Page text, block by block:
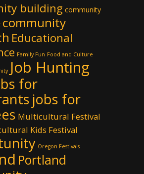
building community
community
Educational
Family Fun Food and Culture
Job Hunting
for
jobs for
Multicultural Festival
Kids Festival
Oregon Festivals
Portland